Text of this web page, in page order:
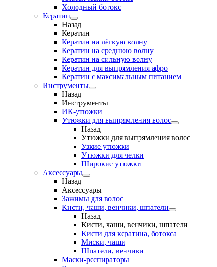
Холодный ботокс
Кератин
Назад
Кератин
Кератин на лёгкую волну
Кератин на среднюю волну
Кератин на сильную волну
Кератин для выпрямления афро
Кератин с максимальным питанием
Инструменты
Назад
Инструменты
ИК-утюжки
Утюжки для выпрямления волос
Назад
Утюжки для выпрямления волос
Узкие утюжки
Утюжки для челки
Широкие утюжки
Аксессуары
Назад
Аксессуары
Зажимы для волос
Кисти, чаши, венчики, шпатели
Назад
Кисти, чаши, венчики, шпатели
Кисти для кератина, ботокса
Миски, чаши
Шпатели, венчики
Маски-респираторы